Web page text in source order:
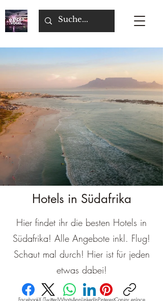
Hotels in Südafrika
Hier findet ihr die besten Hotels in
Südafrika! Alle Angebote inkl. Flug!
Schaut mal durch! Hier ist für jeden
etwas dabei!
FacebookX (Twitter)WhatsAppLinkedInPinterestCopiar enlace